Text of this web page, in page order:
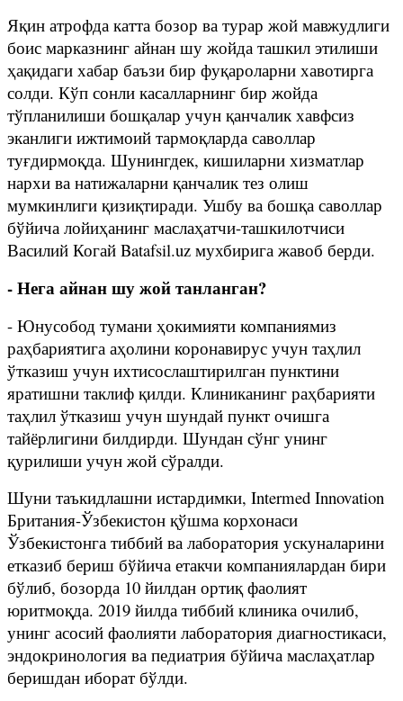
Яқин атрофда катта бозор ва турар жой мавжудлиги
боис марказнинг айнан шу жойда ташкил этилиши
ҳақидаги хабар баъзи бир фуқароларни хавотирга
солди. Кўп сонли касалларнинг бир жойда
тўпланилиши бошқалар учун қанчалик хавфсиз
эканлиги ижтимоий тармоқларда саволлар
туғдирмоқда. Шунингдек, кишиларни хизматлар
нархи ва натижаларни қанчалик тез олиш
мумкинлиги қизиқтиради. Ушбу ва бошқа саволлар
бўйича лойиҳанинг маслаҳатчи-ташкилотчиси
Василий Когай Batafsil.uz мухбирига жавоб берди.
- Нега айнан шу жой танланган?
- Юнусобод тумани ҳокимияти компаниямиз
раҳбариятига аҳолини коронавирус учун таҳлил
ўтказиш учун ихтисослаштирилган пунктини
яратишни таклиф қилди. Клиниканинг раҳбарияти
таҳлил ўтказиш учун шундай пункт очишга
тайёрлигини билдирди. Шундан сўнг унинг
қурилиши учун жой сўралди.
Шуни таъкидлашни истардимки, Intermed Innovation
Британия-Ўзбекистон қўшма корхонаси
Ўзбекистонга тиббий ва лаборатория ускуналарини
етказиб бериш бўйича етакчи компаниялардан бири
бўлиб, бозорда 10 йилдан ортиқ фаолият
юритмоқда. 2019 йилда тиббий клиника очилиб,
унинг асосий фаолияти лаборатория диагностикаси,
эндокринология ва педиатрия бўйича маслаҳатлар
беришдан иборат бўлди.